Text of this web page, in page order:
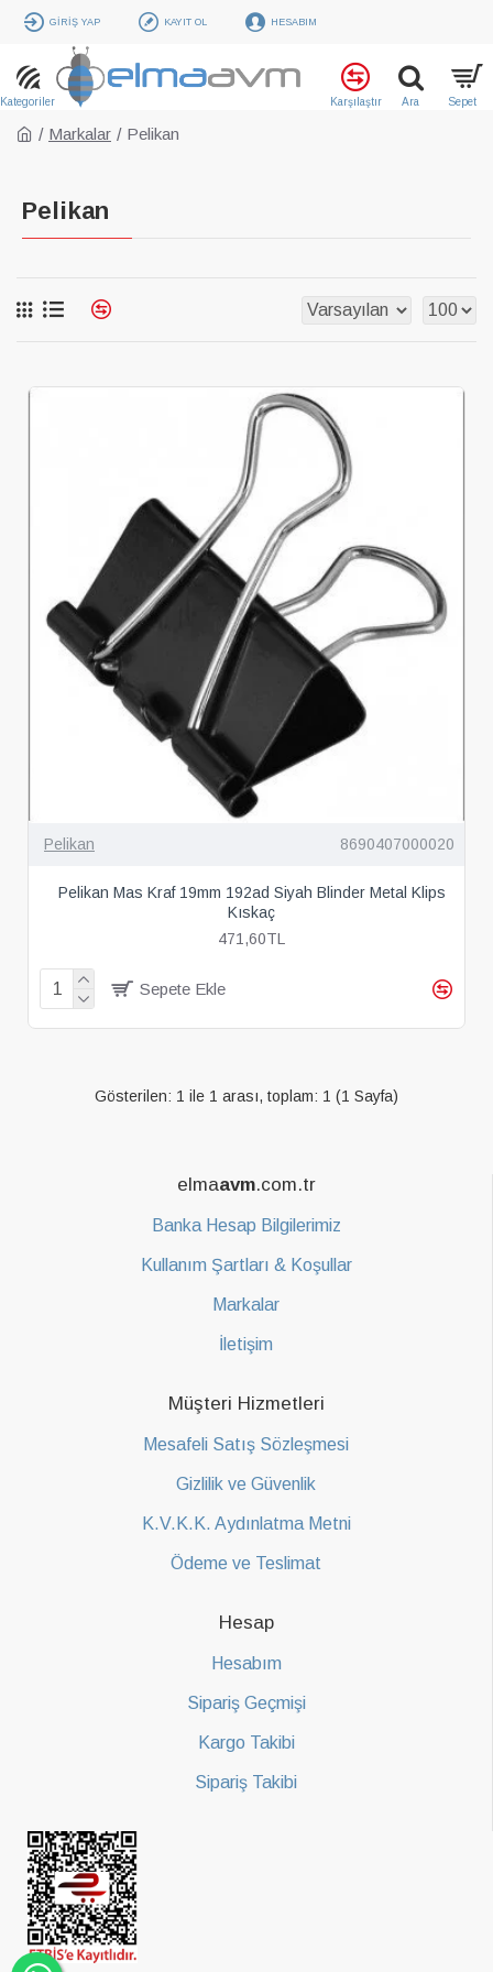
GIRIŞ YAP KAYIT OL HESABIM
Markalar Pelikan
Pelikan
Pelikan 8690407000020
Pelikan Mas Kraf 19mm 192ad Siyah Blinder Metal Klips
Kıskaç
471,60TL
Sepete Ekle
Gösterilen: 1 ile 1 arası, toplam: 1 (1 Sayfa)
elmaavm.com.tr
Banka Hesap Bilgilerimiz
Kullanım Şartları & Koşullar
Markalar
İletişim
Müşteri Hizmetleri
Mesafeli Satış Sözleşmesi
Gizlilik ve Güvenlik
K.V.K.K. Aydınlatma Metni
Ödeme ve Teslimat
Hesap
Hesabım
Sipariş Geçmişi
Kargo Takibi
Sipariş Takibi